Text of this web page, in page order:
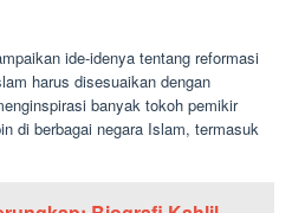
ide-idenya tentang reformasi
harus disesuaikan dengan
banyak tokoh pemikir
di berbagai negara Islam, termasuk